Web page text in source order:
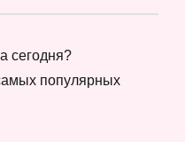
сегодня?
популярных